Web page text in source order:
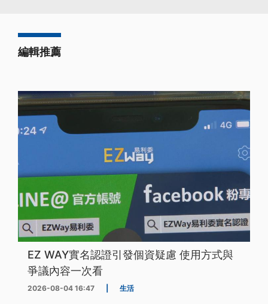
編輯推薦
EZ WAY實名認證引發個資疑慮 使用方式與
爭議內容一次看
2026-08-04 16:47 生活